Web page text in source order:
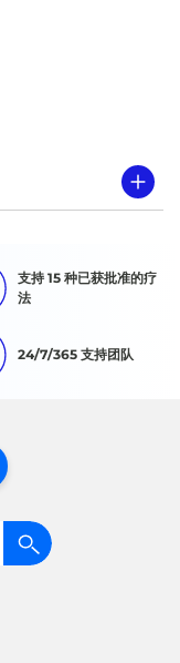
支持 15 种已获批准的疗
法
24/7/365 支持团队